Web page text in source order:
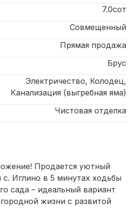
7.0сот
Совмещенный
Прямая продажа
Брус
Электричество, Колодец,
Канализация (выгребная яма)
Чистовая отделка
Продается уютный
Иглино в 5 минутах ходьбы
сада – идеальный вариант
жизни с развитой